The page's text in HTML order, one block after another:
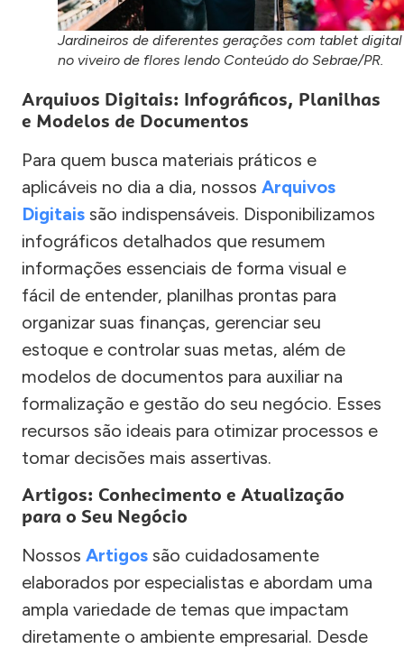
Jardineiros de diferentes gerações com tablet digital
no viveiro de flores lendo Conteúdo do Sebrae/PR.
Arquivos Digitais: Infográficos, Planilhas
e Modelos de Documentos
Para quem busca materiais práticos e
aplicáveis no dia a dia, nossos Arquivos
Digitais são indispensáveis. Disponibilizamos
infográficos detalhados que resumem
informações essenciais de forma visual e
fácil de entender, planilhas prontas para
organizar suas finanças, gerenciar seu
estoque e controlar suas metas, além de
modelos de documentos para auxiliar na
formalização e gestão do seu negócio. Esses
recursos são ideais para otimizar processos e
tomar decisões mais assertivas.
Artigos: Conhecimento e Atualização
para o Seu Negócio
Nossos Artigos são cuidadosamente
elaborados por especialistas e abordam uma
ampla variedade de temas que impactam
diretamente o ambiente empresarial. Desde